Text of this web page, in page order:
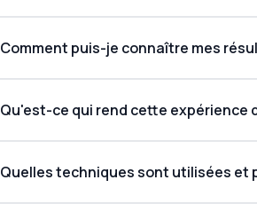
Comment puis-je connaître mes
Qu'est-ce qui rend cette expérience
Quelles techniques sont utilisées et